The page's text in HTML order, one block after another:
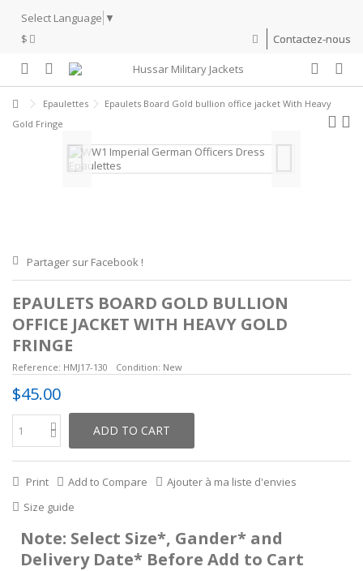
Select Language ▼
$
Contactez-nous
Epaulettes
Epaulets Board Gold bullion office jacket With Heavy
Gold Fringe
Partager sur Facebook !
EPAULETS BOARD GOLD BULLION
OFFICE JACKET WITH HEAVY GOLD
FRINGE
Reference: HMJ17-130 Condition: New
$45.00
ADD TO CART
Print Add to Compare
Ajouter à ma liste d'envies
Size guide
Note: Select Size*, Gander* and
Delivery Date* Before Add to Cart